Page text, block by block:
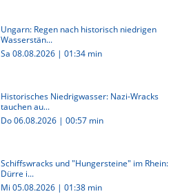
Ungarn: Regen nach historisch niedrigen
Wasserstän...
Sa 08.08.2026 | 01:34 min
Historisches Niedrigwasser: Nazi-Wracks
tauchen au...
Do 06.08.2026 | 00:57 min
Schiffswracks und "Hungersteine" im Rhein:
Dürre i...
Mi 05.08.2026 | 01:38 min